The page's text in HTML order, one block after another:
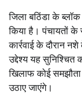
जिला बठिंडा के
किया है। पंचायतों
कार्रवाई के दौरान
उद्देश्य यह
खिलाफ कोई
उठाए जाएंगे।